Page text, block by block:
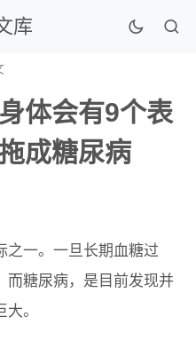
库
体会有9个表
成糖尿病
之一。一旦长期血糖过
而糖尿病，是目前发现并
。